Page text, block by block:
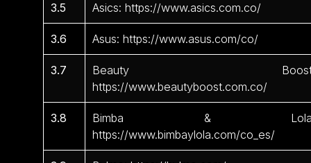
3.5 Asics: https://www.asics.com.co/
3.6 Asus: https://www.asus.com/co/
3.7
Beauty
https://www.beautyboost.com.co/
3.8
Bimba &
https://www.bimbaylola.com/co_es/